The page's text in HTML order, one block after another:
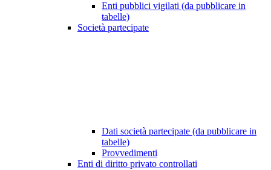
Enti pubblici vigilati (da pubblicare in
tabelle)
Società partecipate
Dati società partecipate (da pubblicare in
tabelle)
Provvedimenti
Enti di diritto privato controllati